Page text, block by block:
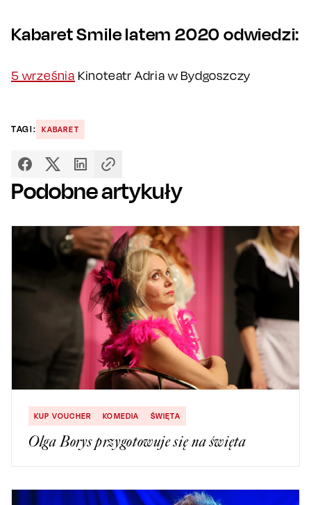
Kabaret Smile latem 2020 odwiedzi:
5 września Kinoteatr Adria w Bydgoszczy
TAGI: KABARET
Podobne artykuły
KUP VOUCHER KOMEDIA ŚWIĘTA
Olga Borys przygotowuje się na święta